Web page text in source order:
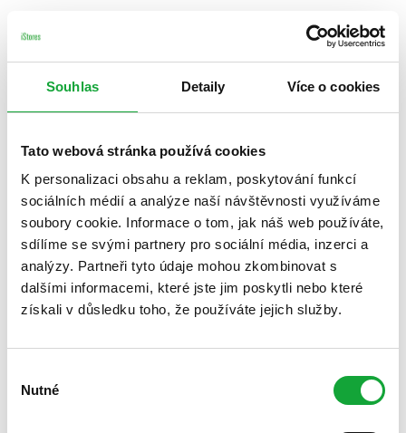
Souhlas Detaily Více o cookies
Tato webová stránka používá cookies
K personalizaci obsahu a reklam, poskytování funkcí
sociálních médií a analýze naší návštěvnosti využíváme
soubory cookie. Informace o tom, jak náš web používáte,
sdílíme se svými partnery pro sociální média, inzerci a
analýzy. Partneři tyto údaje mohou zkombinovat s
dalšími informacemi, které jste jim poskytli nebo které
získali v důsledku toho, že používáte jejich služby.
souhlasu
Nutné